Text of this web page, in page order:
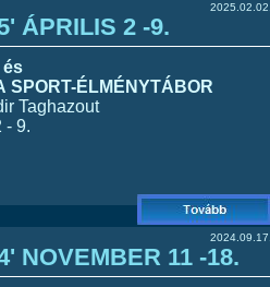
2025.02.02.
ÁPRILIS 2 -9.
és
SPORT-ÉLMÉNYTÁBOR
Taghazout
- 9.
2024.09.17.
NOVEMBER 11 -18.